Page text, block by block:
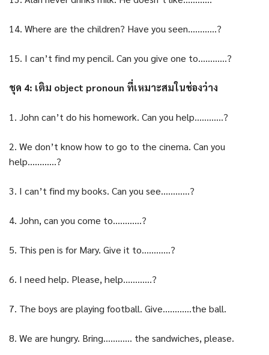
14. Where are the children? Have you seen…………?
15. I can’t find my pencil. Can you give one to…………?
ชุด 4: เติม object pronoun ที่เหมาะสมในช่องว่าง
1. John can’t do his homework. Can you help…………?
2. We don’t know how to go to the cinema. Can you
help…………?
3. I can’t find my books. Can you see…………?
4. John, can you come to…………?
5. This pen is for Mary. Give it to…………?
6. I need help. Please, help…………?
7. The boys are playing football. Give…………the ball.
8. We are hungry. Bring………… the sandwiches, please.